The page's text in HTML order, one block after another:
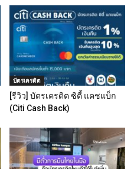
บัตรเครดิต
[รีวิว] บัตรเครดิต ซิตี้ แคชแบ็ก
(Citi Cash Back)